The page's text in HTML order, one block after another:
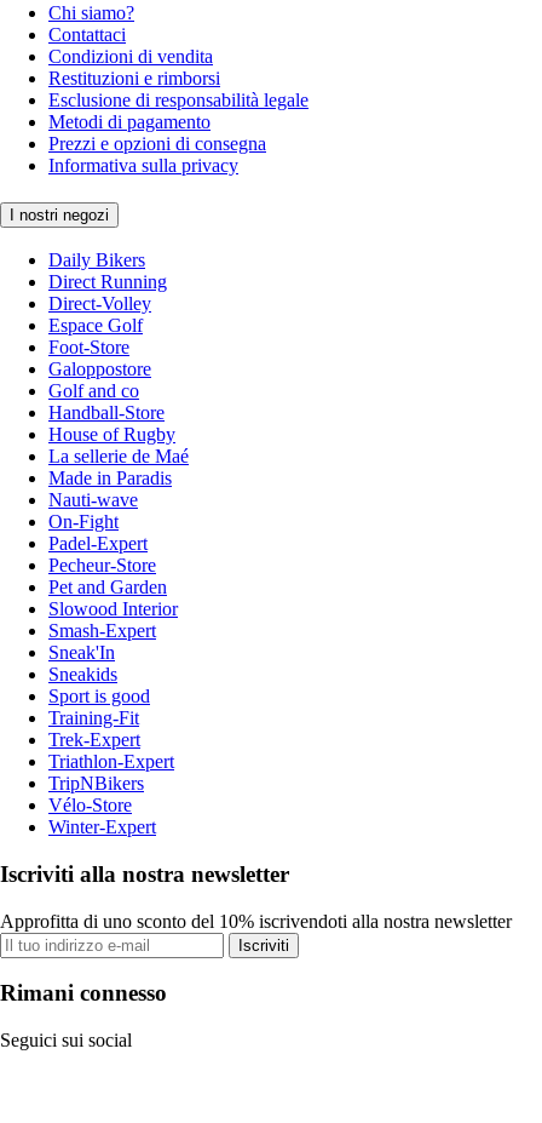
Chi siamo?
Contattaci
Condizioni di vendita
Restituzioni e rimborsi
Esclusione di responsabilità legale
Metodi di pagamento
Prezzi e opzioni di consegna
Informativa sulla privacy
I nostri negozi
Daily Bikers
Direct Running
Direct-Volley
Espace Golf
Foot-Store
Galoppostore
Golf and co
Handball-Store
House of Rugby
La sellerie de Maé
Made in Paradis
Nauti-wave
On-Fight
Padel-Expert
Pecheur-Store
Pet and Garden
Slowood Interior
Smash-Expert
Sneak'In
Sneakids
Sport is good
Training-Fit
Trek-Expert
Triathlon-Expert
TripNBikers
Vélo-Store
Winter-Expert
Iscriviti alla nostra newsletter
Approfitta di uno sconto del 10% iscrivendoti alla nostra newsletter
Iscriviti
Rimani connesso
Seguici sui social